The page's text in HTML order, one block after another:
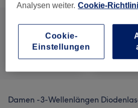
Alle
Damen -3-Wellenlängen
Analysen weiter. Cookie-
Cookie-
Einstellungen